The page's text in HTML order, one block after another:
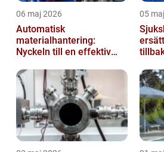
06 maj 2026
Automatisk
materialhantering:
Nyckeln till en effektiv
05